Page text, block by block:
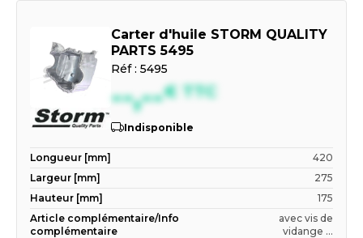
Carter d'huile STORM QUALITY
PARTS 5495
Réf : 5495
--,--€ TTC
Indisponible
Longueur [mm]
420
Largeur [mm]
275
Hauteur [mm]
175
Article complémentaire/Info
complémentaire
avec vis de
vidange ...